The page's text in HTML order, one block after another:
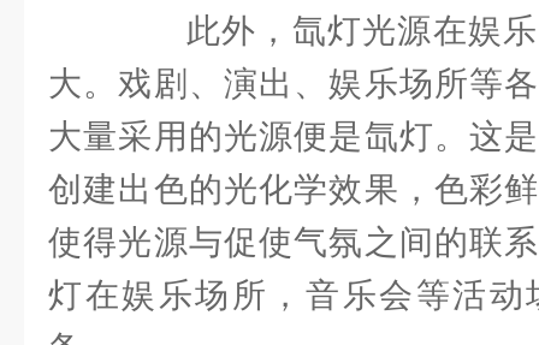
此外，氙灯光源在娱乐
大。戏剧、演出、娱乐场所等
大量采用的光源便是氙灯。这
创建出色的光化学效果，色彩
使得光源与促使气氛之间的联
灯在娱乐场所，音乐会等活动